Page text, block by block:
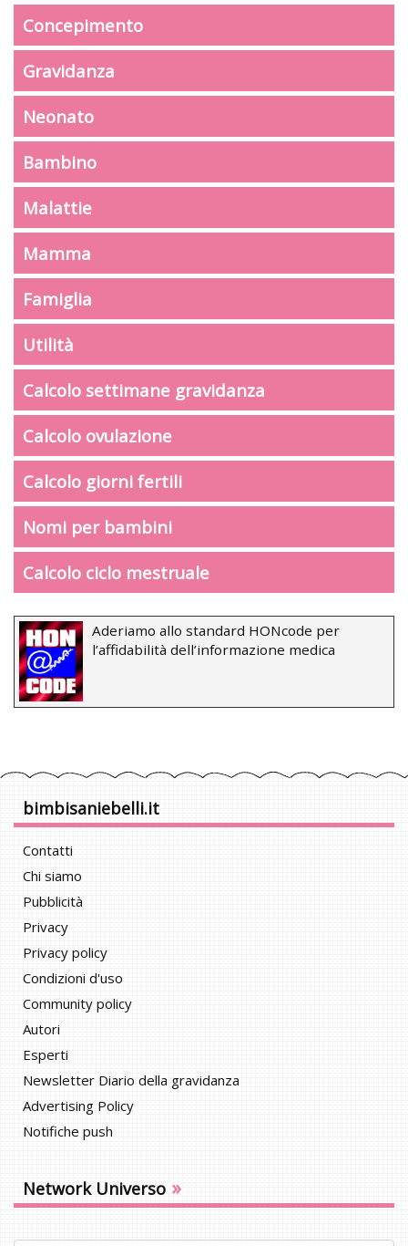
Concepimento
Gravidanza
Neonato
Bambino
Malattie
Mamma
Famiglia
Utilità
Calcolo settimane gravidanza
Calcolo ovulazione
Calcolo giorni fertili
Nomi per bambini
Calcolo ciclo mestruale
Aderiamo allo standard HONcode per
l’affidabilità dell’informazione medica
bimbisaniebelli.it
Contatti
Chi siamo
Pubblicità
Privacy
Privacy policy
Condizioni d'uso
Community policy
Autori
Esperti
Newsletter Diario della gravidanza
Advertising Policy
Notifiche push
Network Universo »